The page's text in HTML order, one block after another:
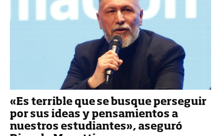
«Es terrible que se busque perseguir
por sus ideas y pensamientos a
nuestros estudiantes», aseguró